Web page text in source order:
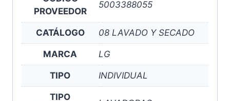
PROVEEDOR
5003388055
CATÁLOGO 08 LAVADO Y SECADO
MARCA LG
TIPO INDIVIDUAL
TIPO